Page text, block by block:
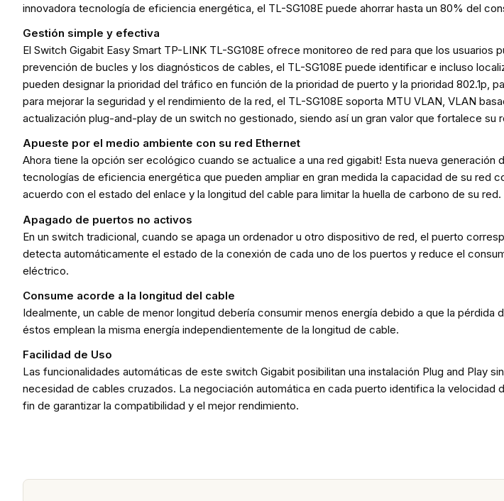
innovadora tecnología de eficiencia energética, el TL-SG108E puede ahorrar hasta un 80% del
Gestión simple y efectiva
El Switch Gigabit Easy Smart TP-LINK TL-SG108E ofrece monitoreo de red para que los
prevención de bucles y los diagnósticos de cables, el TL-SG108E puede identificar e incluso
pueden designar la prioridad del tráfico en función de la prioridad de puerto y la prioridad 802.1p,
para mejorar la seguridad y el rendimiento de la red, el TL-SG108E soporta MTU VLAN, VLAN
actualización plug-and-play de un switch no gestionado, siendo así un gran valor que fortalece su
Apueste por el medio ambiente con su red Ethernet
Ahora tiene la opción ser ecológico cuando se actualice a una red gigabit! Esta nueva
tecnologías de eficiencia energética que pueden ampliar en gran medida la capacidad de su red
acuerdo con el estado del enlace y la longitud del cable para limitar la huella de carbono de su red.
Apagado de puertos no activos
En un switch tradicional, cuando se apaga un ordenador u otro dispositivo de red, el puerto
detecta automáticamente el estado de la conexión de cada uno de los puertos y reduce el
eléctrico.
Consume acorde a la longitud del cable
Idealmente, un cable de menor longitud debería consumir menos energía debido a que la
éstos emplean la misma energía independientemente de la longitud de cable.
Facilidad de Uso
Las funcionalidades automáticas de este switch Gigabit posibilitan una instalación Plug and Play
necesidad de cables cruzados. La negociación automática en cada puerto identifica la velocidad
fin de garantizar la compatibilidad y el mejor rendimiento.